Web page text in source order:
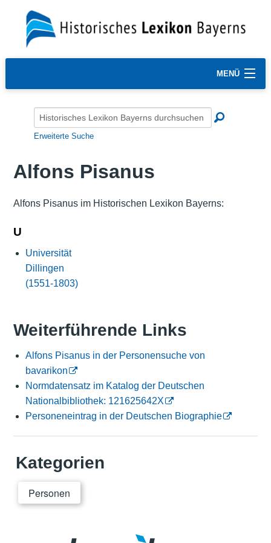
MENÜ
Erweiterte Suche
Alfons Pisanus
Alfons Pisanus im Historischen Lexikon Bayerns:
U
Universität
Dillingen
(1551-1803)
Weiterführende Links
Alfons Pisanus in der Personensuche von
bavarikon
Normdatensatz im Katalog der Deutschen
Nationalbibliothek: 121625642X
Personeneintrag in der Deutschen Biographie
Kategorien
Personen